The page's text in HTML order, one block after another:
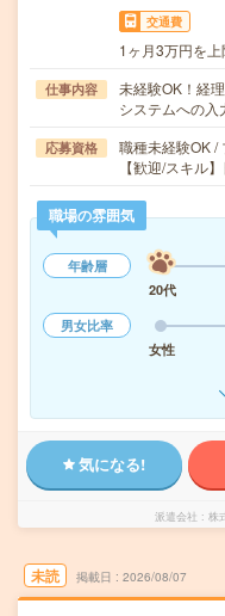
交通費
1ヶ月3万円を
仕事内容
未経験OK！経
システムへの
応募資格
職種未経験OK /
【歓迎/スキル
職場の雰囲気
年齢層
20代
男女比率
女性
気になる!
派遣会社 株
未読 掲載日 2026/08/07